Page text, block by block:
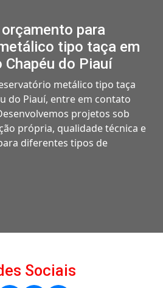
para
tipo taça em
Chapéu do Piauí
metálico tipo taça
do Piauí, entre em contato
projetos sob
própria, qualidade técnica e
diferentes tipos de
Sociais